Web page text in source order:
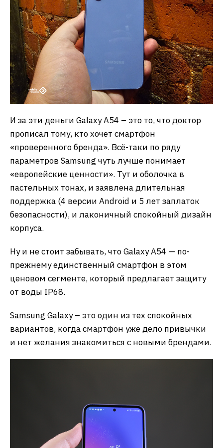
И за эти деньги Galaxy A54 – это то, что доктор
прописал тому, кто хочет смартфон
«проверенного бренда». Всё-таки по ряду
параметров Samsung чуть лучше понимает
«европейские ценности». Тут и оболочка в
пастельных тонах, и заявлена длительная
поддержка (4 версии Android и 5 лет заплаток
безопасности), и лаконичный спокойный дизайн
корпуса.
Ну и не стоит забывать, что Galaxy A54 — по-
прежнему единственный смартфон в этом
ценовом сегменте, который предлагает защиту
от воды IP68.
Samsung Galaxy – это один из тех спокойных
вариантов, когда смартфон уже дело привычки
и нет желания знакомиться с новыми брендами.